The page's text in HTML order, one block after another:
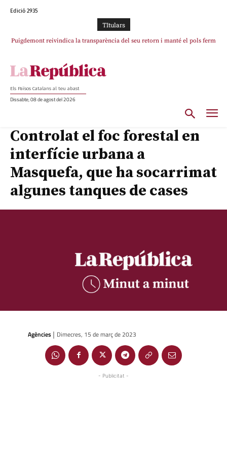
Edició 2935
TItulars
Puigdemont reivindica la transparència del seu retorn i manté el pols ferm
Els Països Catalans al teu abast
Dissabte, 08 de agost del 2026
Controlat el foc forestal en
interfície urbana a
Masquefa, que ha socarrimat
algunes tanques de cases
Agències | Dimecres, 15 de març de 2023
- Publicitat -